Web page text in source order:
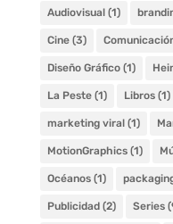
Audiovisual(1)
Cine(3)
Diseño Gráfico(1)
La Peste(1) Libros(1)
marketing viral(1)
MotionGraphics(1)
Océanos(1)
Publicidad(2) Series